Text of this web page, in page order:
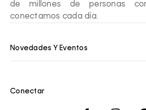
de millones de personas
conectamos cada día.
Novedades Y Eventos
Conectar